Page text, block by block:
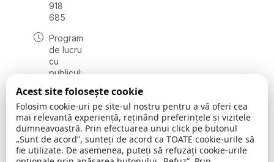
918
685
Program
de lucru
cu
publicul:
08:00 -
16:30
, vineri:
08:00 -
14:00
Acest site folosește cookie
Folosim cookie-uri pe site-ul nostru pentru a vă oferi cea
mai relevantă experiență, reținând preferințele și vizitele
dumneavoastră. Prin efectuarea unui click pe butonul
„Sunt de acord”, sunteți de acord ca TOATE cookie-urile să
fie utilizate. De asemenea, puteți să refuzați cookie-urile